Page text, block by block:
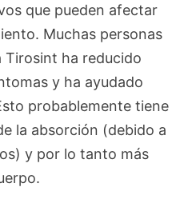
que pueden afectar
Muchas personas
Tirosint ha reducido
y ha ayudado
probablemente tiene
la absorción (debido a
y por lo tanto más